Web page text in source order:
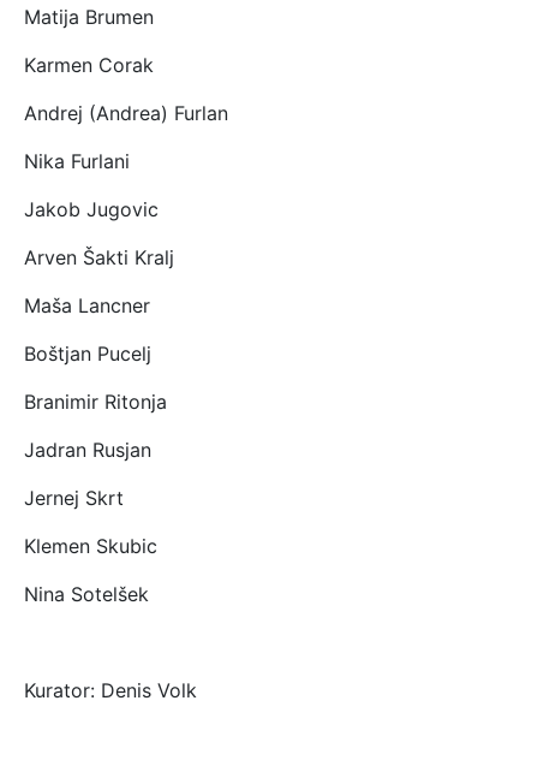
Matija Brumen
Karmen Corak
Andrej (Andrea) Furlan
Nika Furlani
Jakob Jugovic
Arven Šakti Kralj
Maša Lancner
Boštjan Pucelj
Branimir Ritonja
Jadran Rusjan
Jernej Skrt
Klemen Skubic
Nina Sotelšek
Kurator: Denis Volk